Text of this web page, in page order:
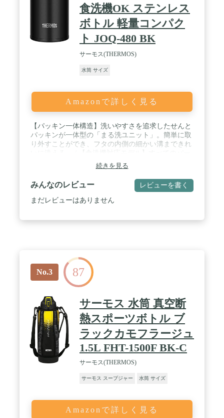
食洗機OK ステンレス
ボトル 軽量コンパク
ト JOQ-480 BK
サーモス(THERMOS)
水筒 サイズ
Amazonで詳しく見る
【パッキン一体構造】洗いやすさを追求したせんと
パッキンが一体型の「まる洗ユニット」。簡単に取
り外すことができ、フタの内側の細かい溝まできれ
ツが食洗機対応。お手入れ簡単。 / 【軽くて持ち運
びやすい】本体重量(約):200g 軽量コンパクト設計で
持ち運びもラクラク。 / 【魔法瓶構造で高い保温/保
冷力】保温効力:71度以上(6時間) / 保冷効力:9度以下
(6時間) / 原産国:中国
続きを見る
みんなのレビュー レビューを書く
まだレビューはありません
No.3 87
サーモス 水筒 真空断
熱スポーツボトル ブ
ラックカモフラージュ
1.5L FHT-1500F BK-C
サーモス(THERMOS)
サーモス スープジャー 水筒 サイズ
Amazonで詳しく見る